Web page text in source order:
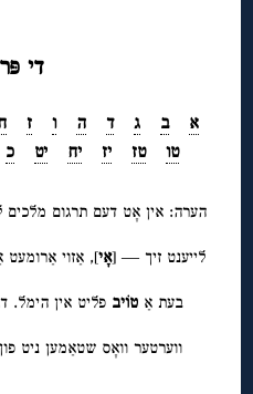
די
א ב ג ד ה ו ז
טו
טז יז יח יט כ
הערה: אין אָט דעם תרגום מלכים
לייענט זיך — [אָי], אַזוי אַרומעט
בעת אַ טוֹיב פליט אין הימל.
ווערטער וואָס שטאַמען ניט